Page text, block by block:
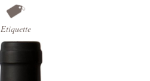
Etiquette